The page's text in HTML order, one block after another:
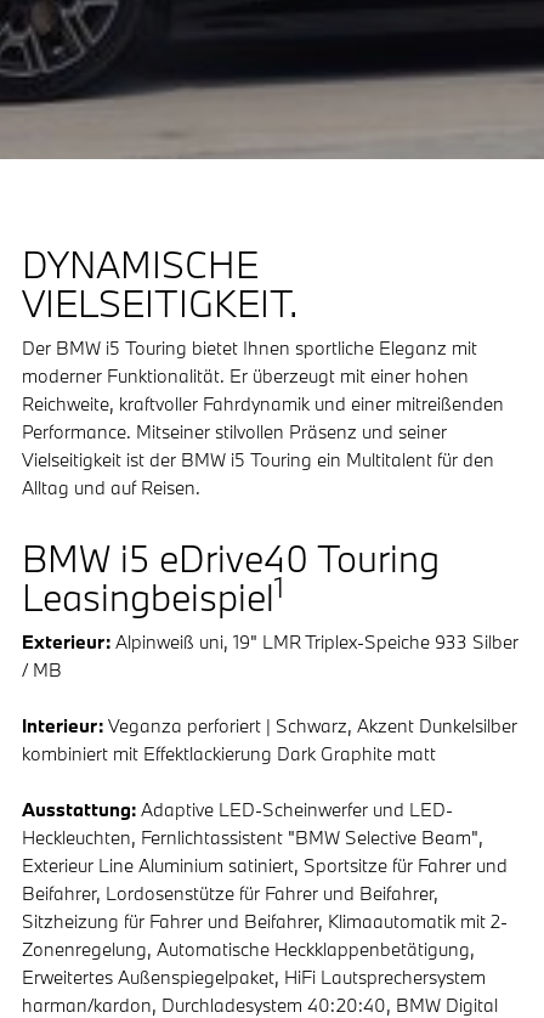
DYNAMISCHE
VIELSEITIGKEIT.
Der BMW i5 Touring bietet Ihnen sportliche Eleganz mit
moderner Funktionalität. Er überzeugt mit einer hohen
Reichweite, kraftvoller Fahrdynamik und einer mitreißenden
Performance. Mitseiner stilvollen Präsenz und seiner
Vielseitigkeit ist der BMW i5 Touring ein Multitalent für den
Alltag und auf Reisen.
BMW i5 eDrive40 Touring
Leasingbeispiel1
Exterieur:Alpinweiß uni, 19" LMR Triplex-Speiche 933 Silber
/ MB
Interieur:Veganza perforiert | Schwarz, Akzent Dunkelsilber
kombiniert mit Effektlackierung Dark Graphite matt
Ausstattung:Adaptive LED-Scheinwerfer und LED-
Heckleuchten, Fernlichtassistent "BMW Selective Beam",
Exterieur Line Aluminium satiniert, Sportsitze für Fahrer und
Beifahrer, Lordosenstütze für Fahrer und Beifahrer,
Sitzheizung für Fahrer und Beifahrer, Klimaautomatik mit 2-
Zonenregelung, Automatische Heckklappenbetätigung,
Erweitertes Außenspiegelpaket, HiFi Lautsprechersystem
harman/kardon, Durchladesystem 40:20:40, BMW Digital